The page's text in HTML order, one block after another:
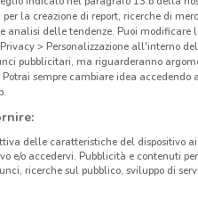
14.2 km
i
la creazione di report, ricerche di
analisi delle tendenze. Puoi modificare
> Personalizzazione all'interno
pubblicitari, ma riguarderanno
sempre cambiare idea accedendo
delle caratteristiche del dispositivo
e/o accedervi. Pubblicità e contenuti
ricerche sul pubblico, sviluppo di